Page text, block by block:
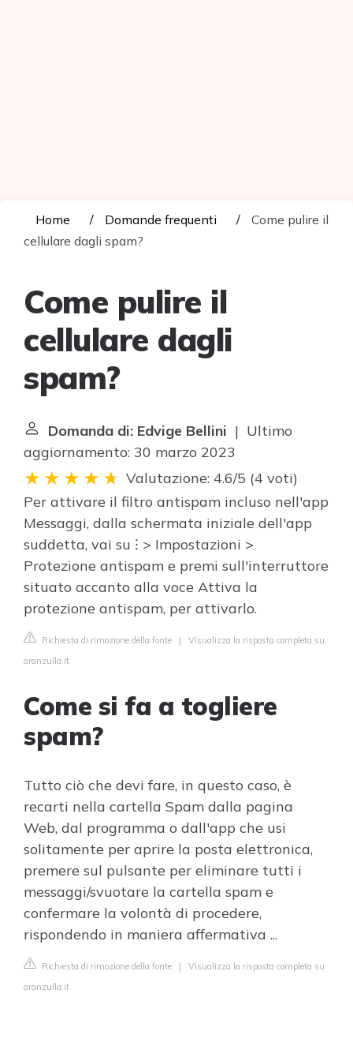
Home Domande frequenti
Come pulire il
cellulare dagli spam?
Come pulire il
cellulare dagli
spam?
Domanda di: Edvige Bellini | Ultimo
aggiornamento: 30 marzo 2023
Valutazione: 4.6/5 (4 voti)
Per attivare il filtro antispam incluso nell'app
Messaggi, dalla schermata iniziale dell'app
suddetta, vai su ⁝ > Impostazioni >
Protezione antispam e premi sull'interruttore
situato accanto alla voce Attiva la
protezione antispam, per attivarlo.
Richiesta di rimozione della fonte | Visualizza la risposta completa su
aranzulla.it
Come si fa a togliere
spam?
Tutto ciò che devi fare, in questo caso, è
recarti nella cartella Spam dalla pagina
Web, dal programma o dall'app che usi
solitamente per aprire la posta elettronica,
premere sul pulsante per eliminare tutti i
messaggi/svuotare la cartella spam e
confermare la volontà di procedere,
rispondendo in maniera affermativa ...
Richiesta di rimozione della fonte | Visualizza la risposta completa su
aranzulla.it